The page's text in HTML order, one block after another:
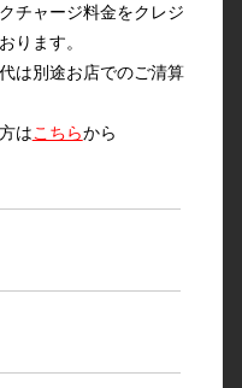
チャージ料金をクレジ
ります。
は別途お店でのご清算
はこちらから